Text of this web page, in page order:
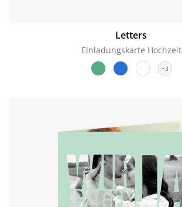
Letters
Einladungskarte Hochzeit
+3